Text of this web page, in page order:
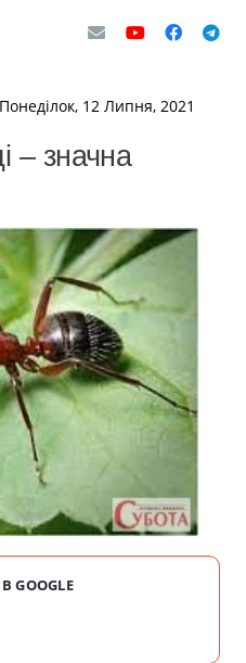
12 Липня, 2021
– значна